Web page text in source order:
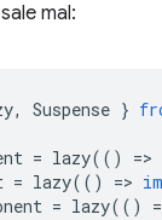
mal:
, Suspense }
= lazy(() =>
= lazy(() =>
= lazy(() =